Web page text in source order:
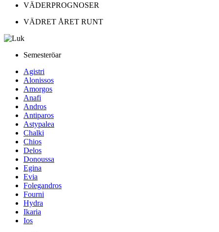
VÄDERPROGNOSER
VÄDRET ÅRET RUNT
Semesteröar
Agistri
Alonissos
Amorgos
Anafi
Andros
Antiparos
Astypalea
Chalki
Chios
Delos
Donoussa
Egina
Evia
Folegandros
Fourni
Hydra
Ikaria
Ios